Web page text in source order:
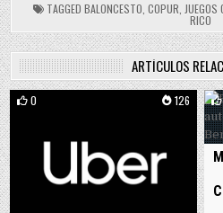
TAGGED BALONCESTO COPUR JUEGOS
RICO
ARTÍCULOS
0 126